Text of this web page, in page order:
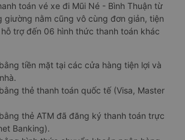
toán vé xe đi Mũi Né - Bình Thuận từ
giường nằm cũng vô cùng đơn giản, tiện
trợ đến 06 hình thức thanh toán khác
tiền mặt tại các cửa hàng tiện lợi và
thẻ thanh toán quốc tế (Visa, Master
thẻ ATM đã đăng ký thanh toán trực
Banking).